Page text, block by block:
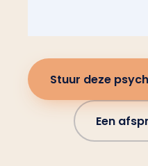
Stuur deze
Een